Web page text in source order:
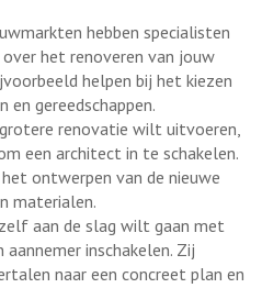
hebben specialisten
over het renoveren van jouw
helpen bij het kiezen
gereedschappen.
renovatie wilt uitvoeren,
een architect in te schakelen.
ontwerpen van de nieuwe
materialen.
aan de slag wilt gaan met
inschakelen. Zij
naar een concreet plan en